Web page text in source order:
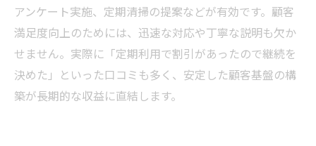
アンケート実施、定期清掃の提案などが有効です。顧客
満足度向上のためには、迅速な対応や丁寧な説明も欠か
せません。実際に「定期利用で割引があったので継続を
決めた」といった口コミも多く、安定した顧客基盤の構
築が長期的な収益に直結します。